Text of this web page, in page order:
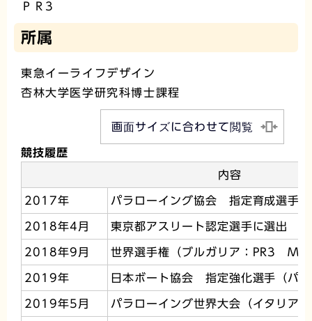
ＰＲ3
所属
東急イーライフデザイン
杏林大学医学研究科博士課程
画面サイズに合わせて閲覧
競技履歴
内容
2017年 パラローイング協会 指定育成選手
2018年4月 東京都アスリート認定選手に選出
2018年9月 世界選手権（ブルガリア：PR3
2019年 日本ボート協会 指定強化選手（パ
2019年5月 パラローイング世界大会（イタリ